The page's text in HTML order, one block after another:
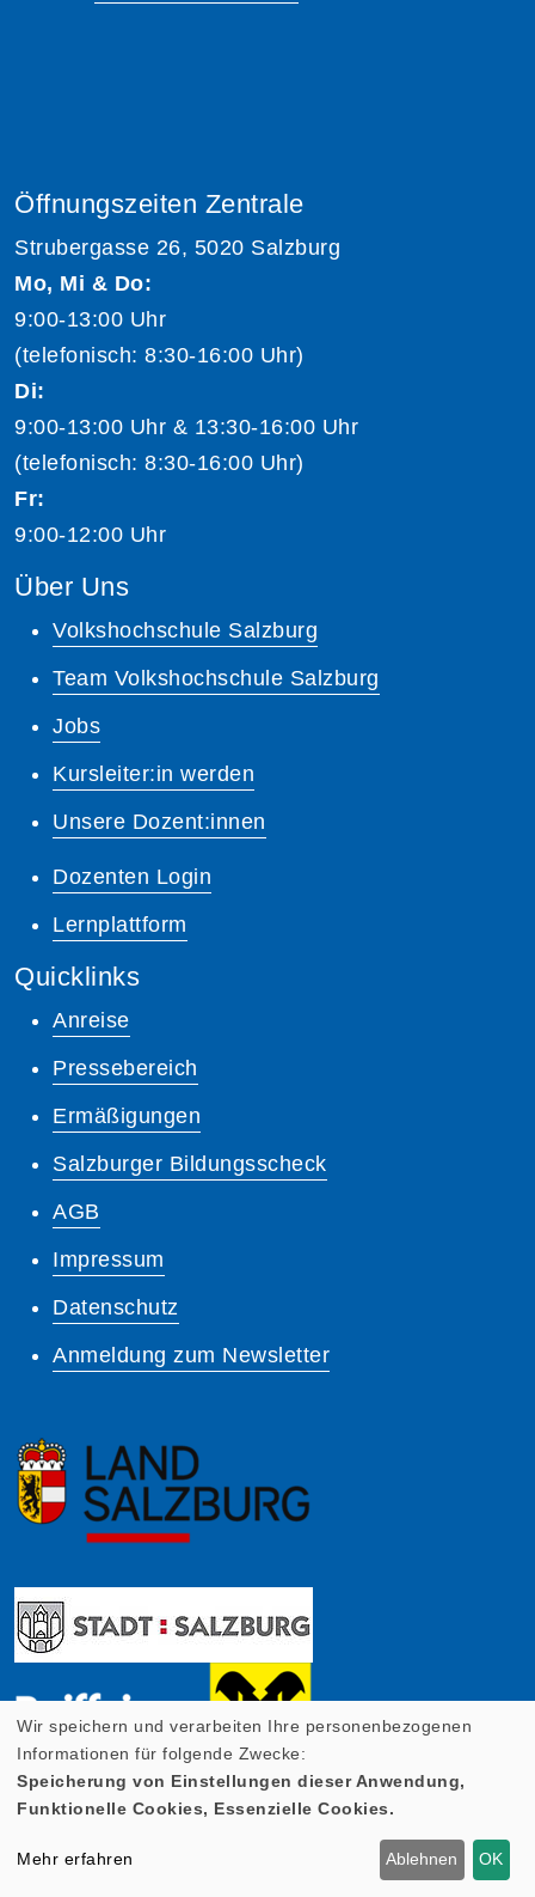
Öffnungszeiten Zentrale
Strubergasse 26, 5020 Salzburg
Mo, Mi & Do:
9:00-13:00 Uhr
(telefonisch: 8:30-16:00 Uhr)
Di:
9:00-13:00 Uhr & 13:30-16:00 Uhr
(telefonisch: 8:30-16:00 Uhr)
Fr:
9:00-12:00 Uhr
Über Uns
Volkshochschule Salzburg
Team Volkshochschule Salzburg
Jobs
Kursleiter:in werden
Unsere Dozent:innen
Dozenten Login
Lernplattform
Quicklinks
Anreise
Pressebereich
Ermäßigungen
Salzburger Bildungsscheck
AGB
Impressum
Datenschutz
Anmeldung zum Newsletter
Wir speichern und verarbeiten Ihre personenbezogenen
Informationen für folgende Zwecke:
Speicherung von Einstellungen dieser Anwendung,
Funktionelle Cookies, Essenzielle Cookies.
Mehr erfahren Ablehnen OK